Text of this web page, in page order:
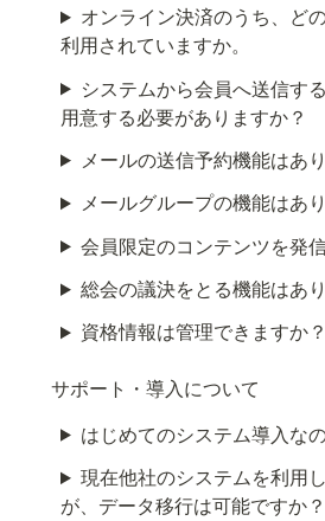
オンライン決済のうち、ど
利用されていますか。
システムから会員へ送信す
用意する必要がありますか？
メールの送信予約機能はあ
メールグループの機能はあ
会員限定のコンテンツを発
総会の議決をとる機能はあ
資格情報は管理できますか？
サポート・導入について
はじめてのシステム導入な
現在他社のシステムを利用
が、データ移行は可能ですか？